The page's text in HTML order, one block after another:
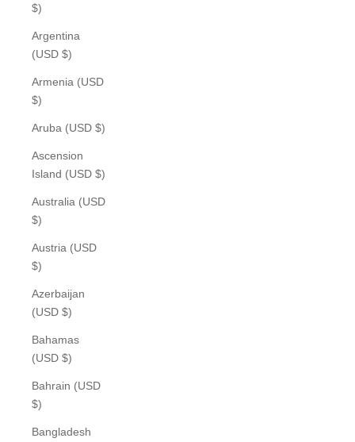
$)
Argentina
(USD $)
Armenia (USD
$)
Aruba (USD $)
Ascension
Island (USD $)
Australia (USD
$)
Austria (USD
$)
Azerbaijan
(USD $)
Bahamas
(USD $)
Bahrain (USD
$)
Bangladesh